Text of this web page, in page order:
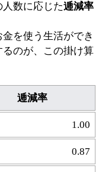
数に応じた逓減率
を使う生活ができ
のが、この掛け算
逓減率
1.00
0.87